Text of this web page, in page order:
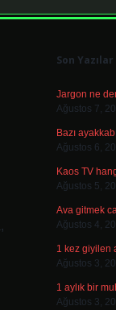
Son Yazılar
Jargon ne
Ağustos 7,
Bazı
Ağustos 6,
Kaos TV
Ağustos 5,
Ava gitmek
Ağustos 4,
1 kez giyilen
Ağustos 3,
1 aylık bir
Ağustos 3,